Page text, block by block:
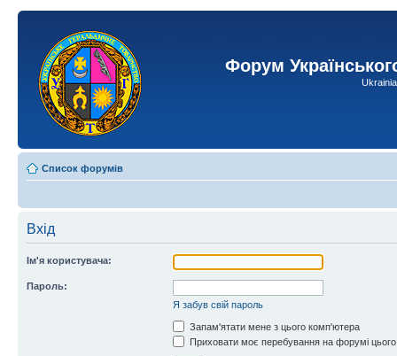
Форум
Список форумів
Вхід
Ім'я користувача:
Пароль:
Я забув свій пароль
Запам'ятати мене з цього комп'ютера
Приховати моє перебування на форумі